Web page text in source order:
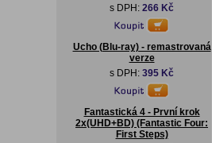
s DPH: 266 Kč
Ucho (Blu-ray) - remastrovaná
verze
s DPH: 395 Kč
Fantastická 4 - První krok
2x(UHD+BD) (Fantastic Four:
First Steps)